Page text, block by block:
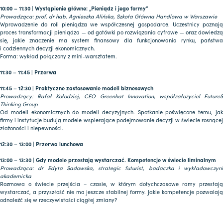
10:00 – 11:30 | Wystąpienie główne: „Pieniądz i jego formy”
Prowadząca: prof. dr hab. Agnieszka Alińska, Szkoła Główna Handlowa w Warszawie
Wprowadzenie do roli pieniądza we współczesnej gospodarce. Uczestnicy poznają
proces transformacji pieniądza — od gotówki po rozwiązania cyfrowe — oraz dowiedzą
się, jakie znaczenie ma system finansowy dla funkcjonowania rynku, państwa
i codziennych decyzji ekonomicznych.
Forma: wykład połączony z mini-warsztatem.
11:30 – 11:45 | Przerwa
11:45 – 12:30 | Praktyczne zastosowanie modeli biznesowych
Prowadzący: Rafał Kołodziej, CEO Greenhat Innovation, współzałożyciel FutureS
Thinking Group
Od modeli ekonomicznych do modeli decyzyjnych. Spotkanie poświęcone temu, jak
firmy i instytucje budują modele wspierające podejmowanie decyzji w świecie rosnącej
złożoności i niepewności.
12:30 – 13:00 | Przerwa lunchowa
13:00 – 13:30 | Gdy modele przestają wystarczać. Kompetencje w świecie liminalnym
Prowadząca: dr Edyta Sadowska, strategic futurist, badaczka i wykładowczyni
akademicka
Rozmowa o świecie przejścia – czasie, w którym dotychczasowe ramy przestają
wystarczać, a przyszłość nie ma jeszcze stabilnej formy. Jakie kompetencje pozwalają
odnaleźć się w rzeczywistości ciągłej zmiany?